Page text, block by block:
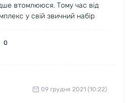
втомлююся. Тому час від
у свій звичний набір
0
09 грудня 2021 (10:22)